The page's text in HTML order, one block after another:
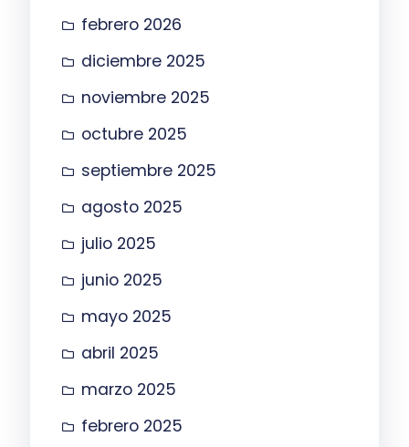
febrero 2026
diciembre 2025
noviembre 2025
octubre 2025
septiembre 2025
agosto 2025
julio 2025
junio 2025
mayo 2025
abril 2025
marzo 2025
febrero 2025